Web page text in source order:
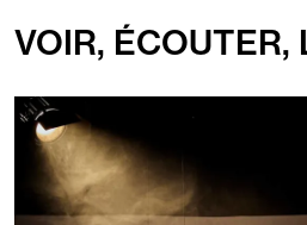
VOIR, ÉCOUTER,
Diaporama
de
Images